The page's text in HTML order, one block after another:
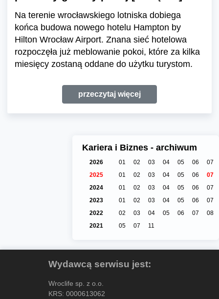
Na terenie wrocławskiego lotniska dobiega
końca budowa nowego hotelu Hampton by
Hilton Wrocław Airport. Znana sieć hotelowa
rozpoczęła już meblowanie pokoi, które za kilka
miesięcy zostaną oddane do użytku turystom.
przeczytaj więcej
Kariera i Biznes - archiwum
2026 01 02 03 04 05 06
07
2025
01 02 03 04 05 06
07
2024
01 02 03 04 05 06
07
2023
01 02 03 04 05 06
07
2022
02 03 04 05 06 07
08
2021
05 07 11
Wydawcą serwisu jest:
Wroclife sp. z o.o.
KRS: 0000613062